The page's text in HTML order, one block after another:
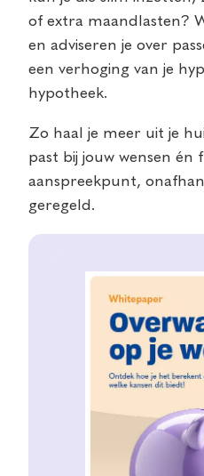
of extra maandlasten?
en adviseren je over
een verhoging van je
hypotheek.
Zo haal je meer uit je
past bij jouw wensen én
aanspreekpunt,
geregeld.